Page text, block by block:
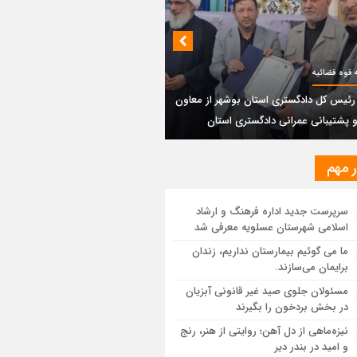
دیر؛ مسیر نجاتی که در بن‌بست
مانده است
پتروشیمی نوری بر سکوی طلای BRICS 2026
رئیس کل دادگستری استان بوشهر از
مالی و پشتیبانی عمرانی دادگستری
مرکز استان مبنای قانونی ندارد؛ با
و قیمت‌سازان برخورد می‌کنیم
و بندر دیر در فهرست داغ‌ترین نقاط جهان؛
و شرق ایران زیر آتش تابستان
قوه قضائیه
رئیس کل دادگستری استان بوشهر از معاون
پشتیبانی عمرانی دادگستری استان
مهم
سرپرست جدید اداره فرهنگ و ارشاد
اسلامی شهرستان عسلویه معرفی شد
ما می گوئیم بیمارستان نداریم، زندان
برایمان می‌سازند.
مسئولان جلوی صید غیر قانونی آبزیان
در بخش بردخون را بگیرند
نیزه‌ماهی از دل آهن؛ روایتی از هنر، رنج
و امید در بندر دیر